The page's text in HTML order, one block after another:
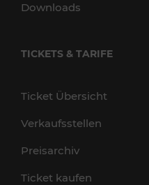
Downloads
TICKETS & TARIFE
Ticket Übersicht
Verkaufsstellen
Preisarchiv
Ticket kaufen